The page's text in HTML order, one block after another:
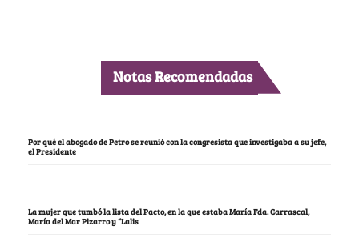
Notas Recomendadas
Por qué el abogado de Petro se reunió con la congresista que investigaba a su jefe,
el Presidente
La mujer que tumbó la lista del Pacto, en la que estaba María Fda. Carrascal,
María del Mar Pizarro y “Lalis